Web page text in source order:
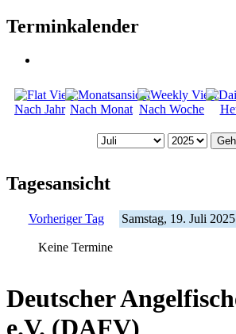
Terminkalender
Nach Jahr Nach Monat Nach Woche
Tagesansicht
Vorheriger Tag Samstag, 19. Juli 2025
Keine Termine
Deutscher
e.V. (DAFV)